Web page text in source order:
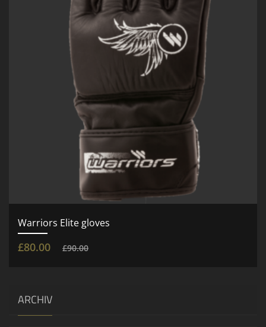
Warriors Elite gloves
£90.00
£80.00
ARCHIV